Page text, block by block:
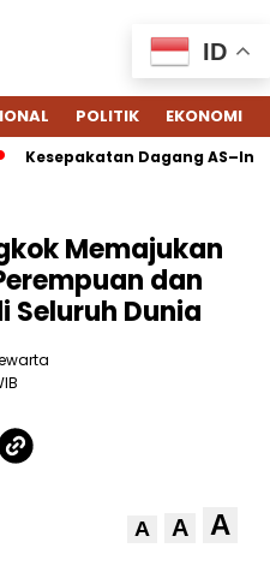
POLITIK EKONOMI
Dagang
Memajukan
dan
Seluruh Dunia
A A A
ID